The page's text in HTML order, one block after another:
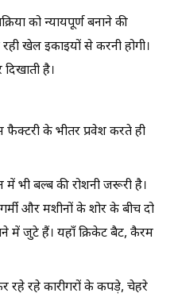
को न्यायपूर्ण बनाने की
खेल इकाइयों से करनी होगी।
है।
फैक्टरी के भीतर प्रवेश करते ही
भी बल्ब की रोशनी जरूरी है।
और मशीनों के शोर के बीच दो
में जुटे हैं। यहाँ क्रिकेट बैट, कैरम
रहे रहे कारीगरों के कपड़े, चेहरे